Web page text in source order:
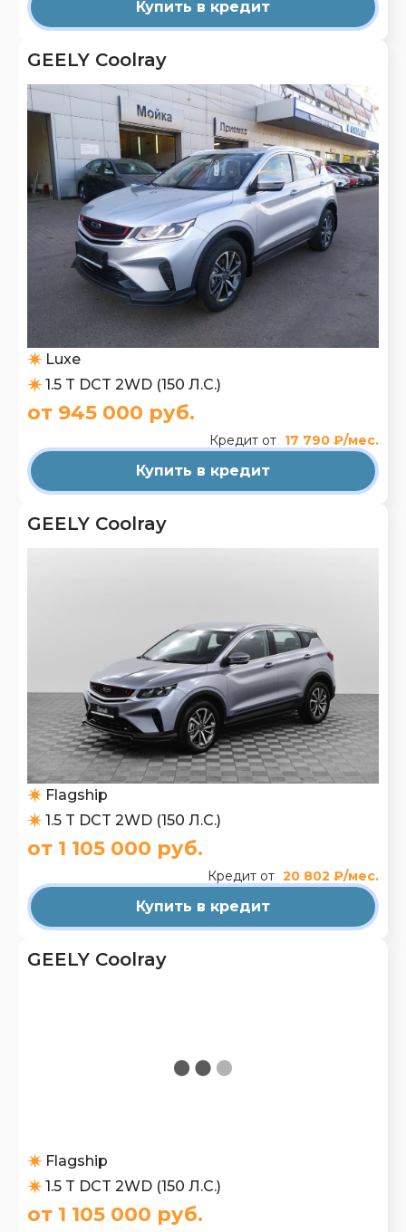
Купить в кредит
GEELY Coolray
Luxe
1.5 T DCT 2WD (150 Л.С.)
от 945 000 руб.
Кредит от 17 790 ₽/мес.
Купить в кредит
GEELY Coolray
Flagship
1.5 T DCT 2WD (150 Л.С.)
от 1 105 000 руб.
Кредит от 20 802 ₽/мес.
Купить в кредит
GEELY Coolray
Flagship
1.5 T DCT 2WD (150 Л.С.)
от 1 105 000 руб.